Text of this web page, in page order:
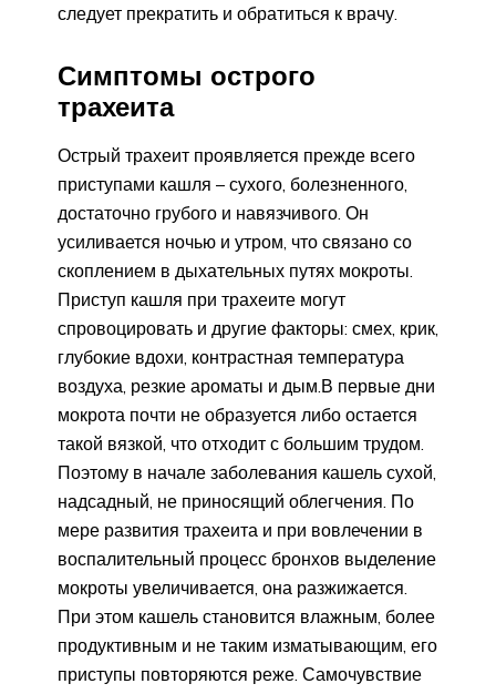
следует прекратить и обратиться к врачу.
Симптомы острого
трахеита
Острый трахеит проявляется прежде всего
приступами кашля – сухого, болезненного,
достаточно грубого и навязчивого. Он
усиливается ночью и утром, что связано со
скоплением в дыхательных путях мокроты.
Приступ кашля при трахеите могут
спровоцировать и другие факторы: смех, крик,
глубокие вдохи, контрастная температура
воздуха, резкие ароматы и дым.В первые дни
мокрота почти не образуется либо остается
такой вязкой, что отходит с большим трудом.
Поэтому в начале заболевания кашель сухой,
надсадный, не приносящий облегчения. По
мере развития трахеита и при вовлечении в
воспалительный процесс бронхов выделение
мокроты увеличивается, она разжижается.
При этом кашель становится влажным, более
продуктивным и не таким изматывающим, его
приступы повторяются реже. Самочувствие